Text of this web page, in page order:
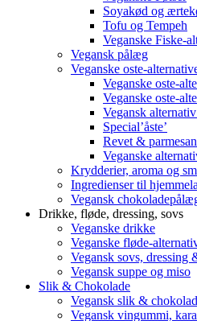
Soyakød og
Tofu og Tempeh
Veganske Fiske-
Vegansk pålæg
Veganske oste-
Veganske oste-
Veganske oste-
Vegansk
Special’åste’
Revet &
Veganske
Krydderier, aroma og
Ingredienser til
Vegansk
Drikke, fløde, dressing, sovs
Veganske drikke
Veganske fløde-
Vegansk sovs, dressing
Vegansk suppe og miso
Slik & Chokolade
Vegansk slik &
Vegansk vingummi,